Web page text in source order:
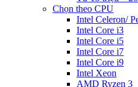
Chọn theo CPU
Intel Celeron/
Intel Core i3
Intel Core i5
Intel Core i7
Intel Core i9
Intel Xeon
AMD Ryzen 3